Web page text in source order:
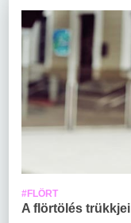
#FLÖRT
A flörtölés trükkjei